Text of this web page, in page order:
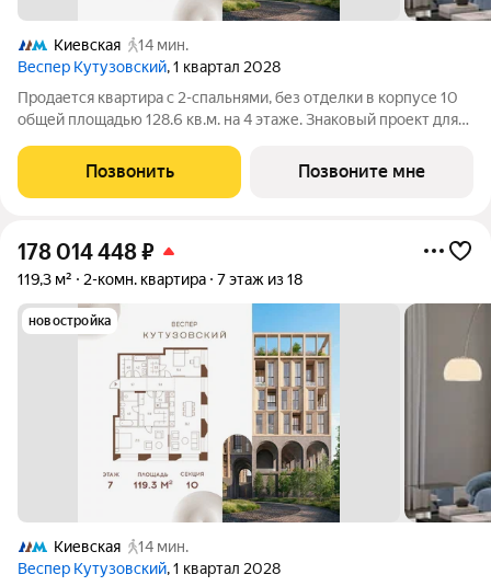
Киевская
14 мин.
Веспер Кутузовский, 1 квартал 2028
Продается квартира с 2-спальнями, без отделки в корпусе 10
общей площадью 128.6 кв.м. на 4 этаже. Знаковый проект для
площадью 3,7 га расположен на Кутузовском проспекте и
воплощает новую
Позвонить Позвоните мне
178 014 448₽
119,3 м² 2-комн. квартира 7 этаж из 18
новостройка
Киевская
14 мин.
Веспер Кутузовский, 1 квартал 2028